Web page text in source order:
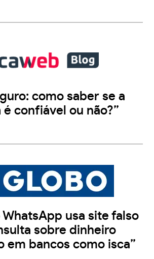
como saber se a
é confiável ou não?”
WhatsApp usa site falso
sobre dinheiro
em bancos como isca”